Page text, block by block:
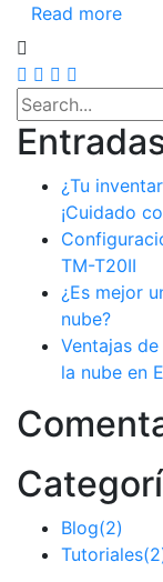
Read more
¿Tu
¡Cuidado
TM-T20II
¿Es mejor
nube?
Ventajas
la nube en
Blog(2)
Tutoriales